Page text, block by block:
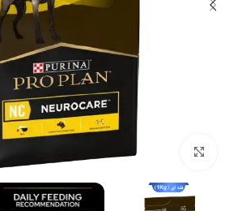
برای بزرگنمایی کلیک کنید